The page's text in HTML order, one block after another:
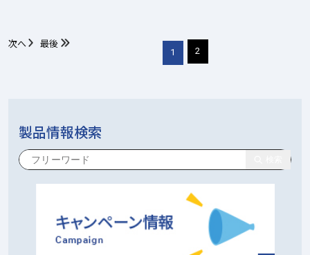
1 2
次へ 最後
製品情報検索